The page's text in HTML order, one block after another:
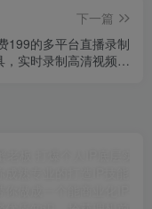
下一篇
199的多平台直播录制
，实时录制高清视频自